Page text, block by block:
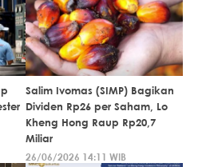
Salim Ivomas (SIMP) Bagikan
Dividen Rp26 per Saham, Lo
Kheng Hong Raup Rp20,7
Miliar
26/06/2026 14:11 WIB